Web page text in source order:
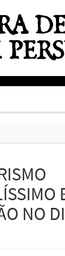
NO